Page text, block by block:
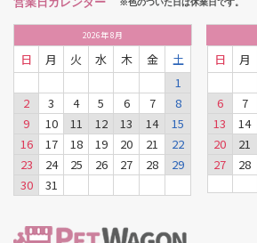
※色のついた日は休業日です。
2026年8月
日 月 火 水 木 金
土
1
2
3 4 5 6 7
8
9
10 11 12 13 14
15
16
17 18 19 20 21
22
23
24 25 26 27 28
29
30
31
日 月
6
7
13
14
20
21
27
28